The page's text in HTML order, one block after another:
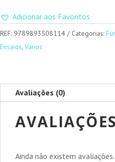
Adicionar aos Favoritos
REF: 9789893508114 Categorias:
Ensaios, Vários
Avaliações (0)
AVALIAÇÕES
Ainda não existem avaliações.